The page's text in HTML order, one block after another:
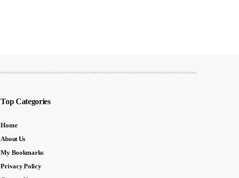
Top Categories
Home
About Us
My Bookmarks
Privacy Policy